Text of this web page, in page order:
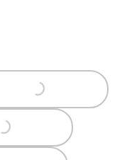
Loading...
Loading...